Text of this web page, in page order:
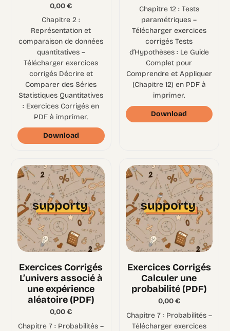
0,00€
Chapitre 2 :
Représentation et
comparaison de données
quantitatives –
Télécharger exercices
corrigés Décrire et
Comparer des Séries
Statistiques Quantitatives
: Exercices Corrigés en
PDF à imprimer.
Download
Chapitre 12 : Tests
paramétriques –
Télécharger exercices
corrigés Tests
d’Hypothèses : Le Guide
Complet pour
Comprendre et Appliquer
(Chapitre 12) en PDF à
imprimer.
Download
Exercices Corrigés
L’univers associé à
une expérience
aléatoire (PDF)
0,00€
Chapitre 7 : Probabilités –
Exercices Corrigés
Calculer une
probabilité (PDF)
0,00€
Chapitre 7 : Probabilités –
Télécharger exercices